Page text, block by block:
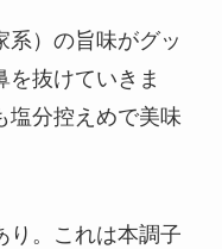
系）の旨味がグッ
を抜けていきま
塩分控えめで美味
り。これは本調子